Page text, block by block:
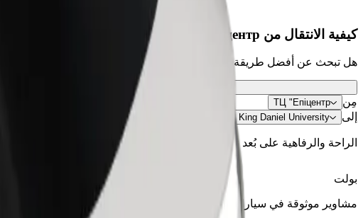
كيفية الانتقال من ТЦ "Епіцентр إلى King Daniel University
هل تبحث عن أفضل طريقة للانتقال من ТЦ "Епіцентр إلى King Daniel University؟ اطّلع على خدماتنا واختر الأنسب لمشوارك.
مِن ТЦ "Епіцентр
إلى King Daniel University
الراحة والرفاهية على بُعد نقرات فقط!
بولت
مشاوير موثوقة في سيارات متوسطة الحجم ويومية.